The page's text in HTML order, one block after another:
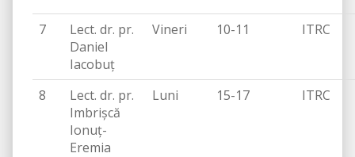
7
Lect. dr. pr.
Daniel
Iacobuț
Vineri 10-11 ITRC
8
Lect. dr. pr.
Imbrișcă
Ionuț-
Eremia
Luni 15-17 ITRC